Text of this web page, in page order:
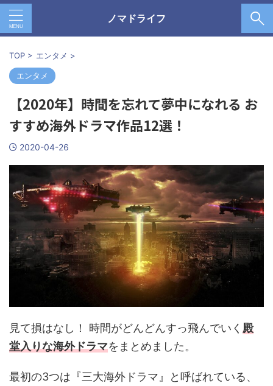
ノマドライフ
TOP > エンタメ >
エンタメ
【2020年】時間を忘れて夢中になれる お
すすめ海外ドラマ作品12選！
2020-04-26
見て損はなし！ 時間がどんどんすっ飛んでいく 殿
堂入りな海外ドラマをまとめました。
最初の3つは『三大海外ドラマ』と呼ばれている、